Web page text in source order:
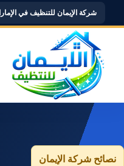
شركة الإيمان للتنظيف في الإمارات |
نصائح شركة الإيمان